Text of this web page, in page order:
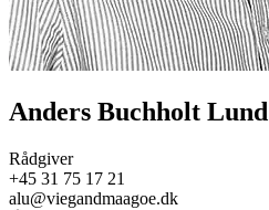
Anders Buchholt Lund
Rådgiver
+45 31 75 17 21
alu@viegandmaagoe.dk